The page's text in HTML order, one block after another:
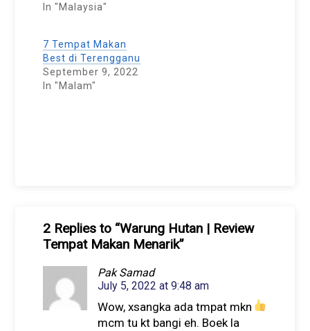
In "Malaysia"
7 Tempat Makan
Best di Terengganu
September 9, 2022
In "Malam"
2 Replies to “Warung Hutan | Review
Tempat Makan Menarik”
Pak Samad
July 5, 2022 at 9:48 am
Wow, xsangka ada tmpat mkn
mcm tu kt bangi eh. Boek la